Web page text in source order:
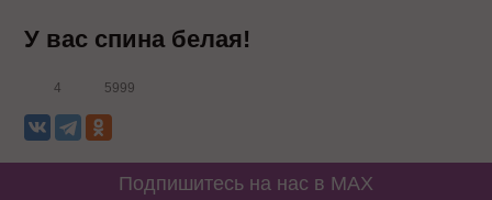
У вас спина белая!
4 5999
Подпишитесь на нас в MAX